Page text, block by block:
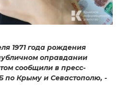
1971 года рождения
оправдании
сообщили в пресс-
по Крыму и Севастополю, -